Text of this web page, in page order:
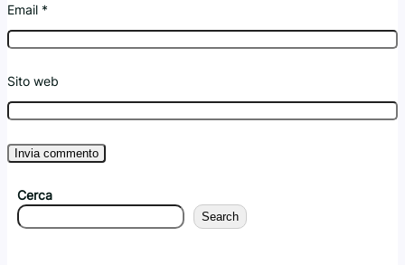
Email *
Sito web
Cerca
Search